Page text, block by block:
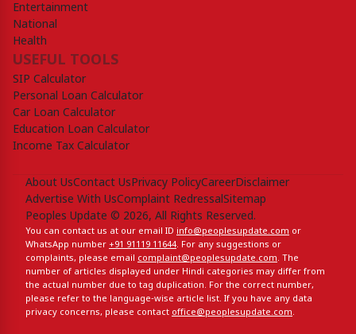
Entertainment
National
Health
USEFUL TOOLS
SIP Calculator
Personal Loan Calculator
Car Loan Calculator
Education Loan Calculator
Income Tax Calculator
About UsContact UsPrivacy PolicyCareerDisclaimer
Advertise With UsComplaint RedressalSitemap
Peoples Update © 2026, All Rights Reserved.
You can contact us at our email ID info@peoplesupdate.com or
WhatsApp number +91 91119 11644. For any suggestions or
complaints, please email complaint@peoplesupdate.com. The
number of articles displayed under Hindi categories may differ from
the actual number due to tag duplication. For the correct number,
please refer to the language-wise article list. If you have any data
privacy concerns, please contact office@peoplesupdate.com.